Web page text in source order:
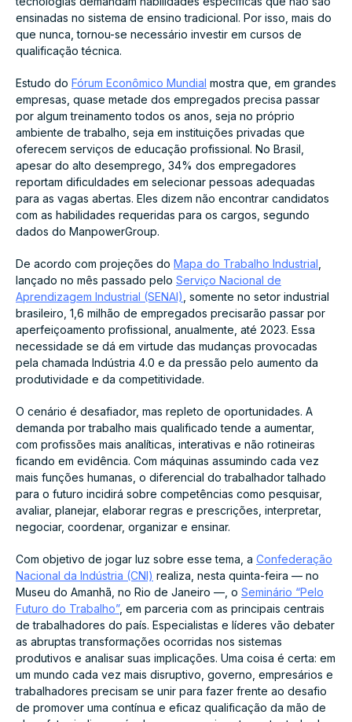
ensinadas no sistema de ensino tradicional. Por isso, mais do
que nunca, tornou-se necessário investir em cursos de
qualificação técnica.
Estudo do Fórum Econômico Mundial mostra que, em grandes
empresas, quase metade dos empregados precisa passar
por algum treinamento todos os anos, seja no próprio
ambiente de trabalho, seja em instituições privadas que
oferecem serviços de educação profissional. No Brasil,
apesar do alto desemprego, 34% dos empregadores
reportam dificuldades em selecionar pessoas adequadas
para as vagas abertas. Eles dizem não encontrar candidatos
com as habilidades requeridas para os cargos, segundo
dados do ManpowerGroup.
De acordo com projeções do Mapa do Trabalho Industrial
lançado no mês passado pelo Serviço Nacional de
Aprendizagem Industrial (SENAI) , somente no setor industrial
brasileiro, 1,6 milhão de empregados precisarão passar por
aperfeiçoamento profissional, anualmente, até 2023. Essa
necessidade se dá em virtude das mudanças provocadas
pela chamada Indústria 4.0 e da pressão pelo aumento da
produtividade e da competitividade.
O cenário é desafiador, mas repleto de oportunidades. A
demanda por trabalho mais qualificado tende a aumentar,
com profissões mais analíticas, interativas e não rotineiras
ficando em evidência. Com máquinas assumindo cada vez
mais funções humanas, o diferencial do trabalhador talhado
para o futuro incidirá sobre competências como pesquisar,
avaliar, planejar, elaborar regras e prescrições, interpretar,
negociar, coordenar, organizar e ensinar.
Com objetivo de jogar luz sobre esse tema, a Confederação
Nacional da Indústria (CNI) realiza, nesta quinta-feira — no
Museu do Amanhã, no Rio de Janeiro —, o Seminário “Pelo
Futuro do Trabalho”, em parceria com as principais centrais
de trabalhadores do país. Especialistas e líderes vão debater
as abruptas transformações ocorridas nos sistemas
produtivos e analisar suas implicações. Uma coisa é certa: em
um mundo cada vez mais disruptivo, governo, empresários e
trabalhadores precisam se unir para fazer frente ao desafio
de promover uma contínua e eficaz qualificação da mão de